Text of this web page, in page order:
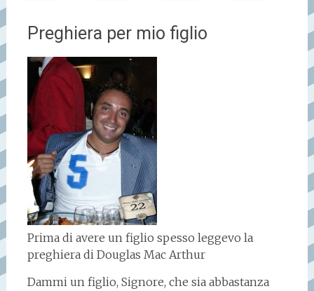
Preghiera per mio figlio
Prima di avere un figlio spesso leggevo la
preghiera di Douglas Mac Arthur
Dammi un figlio, Signore, che sia abbastanza